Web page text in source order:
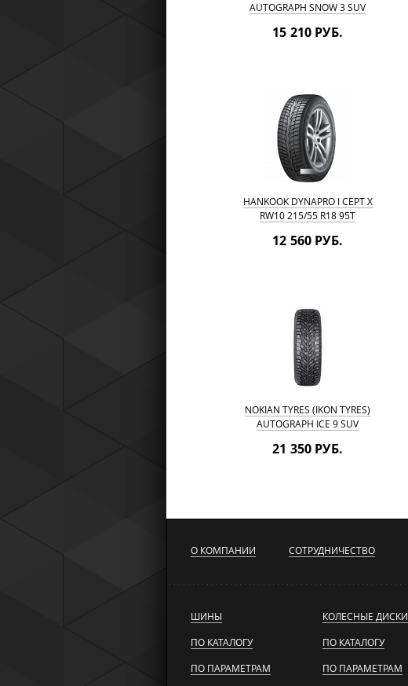
AUTOGRAPH SNOW 3 SUV
15 210 РУБ.
HANKOOK DYNAPRO I CEPT X
RW10 215/55 R18 95T
12 560 РУБ.
NOKIAN TYRES (IKON TYRES)
AUTOGRAPH ICE 9 SUV
21 350 РУБ.
О КОМПАНИИ СОТРУДНИЧЕСТВО
ШИНЫ
ПО КАТАЛОГУ
ПО ПАРАМЕТРАМ
КОЛЕСНЫЕ ДИСКИ
ПО КАТАЛОГУ
ПО ПАРАМЕТРАМ